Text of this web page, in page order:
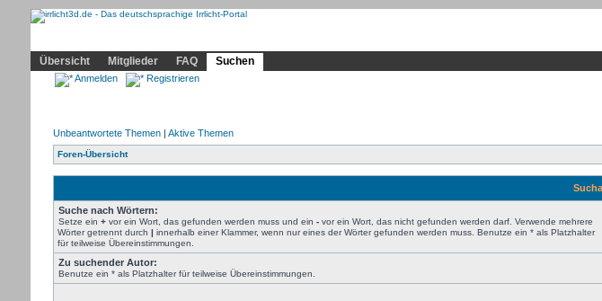
Übersicht
Mitglieder FAQ Suchen
Anmelden Registrieren
Unbeantwortete Themen| Aktive Themen
Foren-Übersicht
Suche nach Wörtern:
Setze ein +vor ein Wort, das gefunden werden muss und ein -vor ein Wort, das nicht gefunden werden darf. Verwende mehrere
Wörter getrennt durch | innerhalb einer Klammer, wenn nur eines der Wörter gefunden werden muss. Benutze ein * als Platzhalter
für teilweise Übereinstimmungen.
Zu suchender Autor:
Benutze ein * als Platzhalter für teilweise Übereinstimmungen.